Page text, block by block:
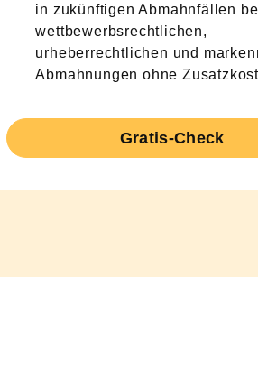
in zukünftigen Abmahnfällen
wettbewerbsrechtlichen,
urheberrechtlichen und
Abmahnungen ohne
Gratis-Check